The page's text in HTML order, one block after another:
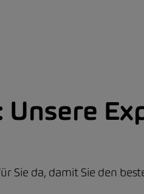
Unsere
Sie da, damit Sie den